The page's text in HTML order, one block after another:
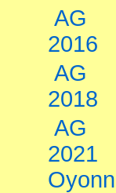
AG
2016
AG
2018
AG
2021